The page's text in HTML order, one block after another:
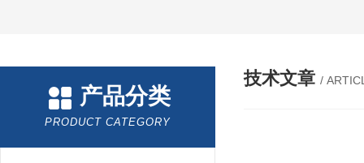
产品分类
PRODUCT CATEGORY
技术文章 /